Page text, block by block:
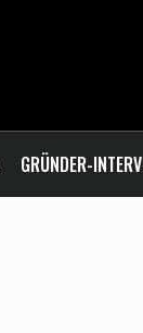
GRÜNDER-